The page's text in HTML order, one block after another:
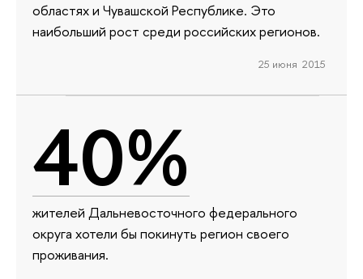
областях и Чувашской Республике. Это
наибольший рост среди российских регионов.
25 июня 2015
40%
жителей Дальневосточного федерального
округа хотели бы покинуть регион своего
проживания.